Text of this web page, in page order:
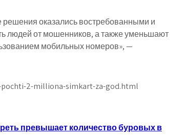
оказались востребованными и
людей от мошенников, а также уменьшают
мобильных номеров», —
2-milliona-simkart-za-god.html
превышает количество буровых в